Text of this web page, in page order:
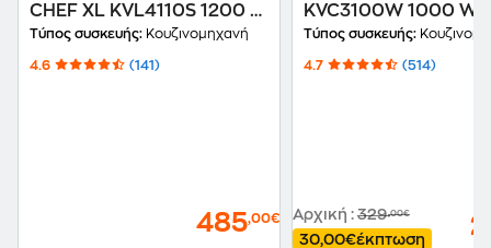
CHEF XL KVL4110S 1200 W
6.7 L Ασημί
Τύπος συσκευής: Κουζινομηχανή
4.6 (141)
485,00€
KVC3100W 1000 W
Λευκό
Τύπος συσκευής:
4.7 (514)
Αρχική : 329,00€
30,00€έκπτωση